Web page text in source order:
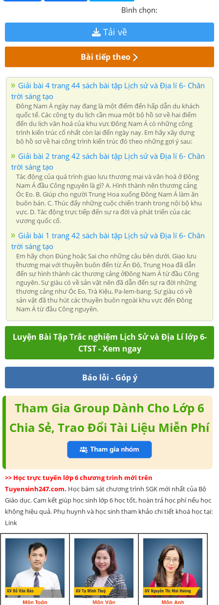
Bình chọn:
Tải về
Bài tiếp theo
Giải bài 4 trang 44 sách bài tập Lịch sử và Địa lí 6- Chân
trời sáng tạo
Đông Nam Á ngày nay đang là một điểm đến hấp dẫn du khách
quốc tế. Các công ty du lịch cần mua một bộ hồ sơ về hai điểm
đến du lịch văn hoá của khu vực Đông Nam Á có những công
trình kiến trúc cổ nhất còn lại đến ngày nay. Em hãy xây dựng
bộ hồ sơ về hai công trình kiến trúc đó theo những gợi ý sau:
Giải bài 2 trang 42 sách bài tập Lịch sử và Địa lí 6- Chân
trời sáng tạo
Tác động của quá trình giao lưu thương mại và văn hoá ở Đông
Nam Á đầu Công nguyên là gì? A. Hình thành nên thương cảng
Óc Eo. B. Giúp cho người Trung Hoa xuống Đông Nam Á làm ăn
buôn bán. C. Thúc đẩy những cuộc chiến tranh trong nội bộ khu
vực. D. Tác động trực tiếp đến sự ra đời và phát triển của các
vương quốc cổ.
Giải bài 1 trang 42 sách bài tập Lịch sử và Địa lí 6- Chân
trời sáng tạo
Em hãy chọn Đúng hoặc Sai cho những câu bên dưới. Giao lưu
thương mại với thuyền buôn đến từ Ấn Độ, Trung Hoa đã dẫn
đến sự hình thành các thương cảng ởĐông Nam Á từ đầu Công
nguyên. Sự giàu có về sản vật nên đã dẫn đến sự ra đời những
thương cảng như Óc Eo, Trà Kiệu, Pa-lem-bang. Sự giàu có về
sản vật đã thu hút các thuyền buôn ngoài khu vực đến Đông
Nam Á từ đầu Công nguyên.
Luyện Bài Tập Trắc nghiệm Lịch Sử và Địa Lí lớp 6-
CTST - Xem ngay
Báo lỗi - Góp ý
Tham Gia Group Dành Cho Lớp 6
Chia Sẻ, Trao Đổi Tài Liệu Miễn Phí
>> Học trực tuyến lớp 6 chương trình mới trên
Tuyensinh247.com. Học bám sát chương trình SGK mới nhất của Bộ
Giáo dục. Cam kết giúp học sinh lớp 6 học tốt, hoàn trả học phí nếu học
không hiệu quả. Phụ huynh và học sinh tham khảo chi tiết khoá học tại:
Link